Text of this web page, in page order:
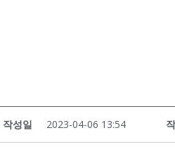
작성일 2023-04-06 13:54